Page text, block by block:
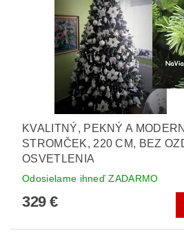
KVALITNÝ, PEKNÝ A
STROMČEK, 220 CM, BEZ
OSVETLENIA
Odosielame ihneď ZADARMO
329 €